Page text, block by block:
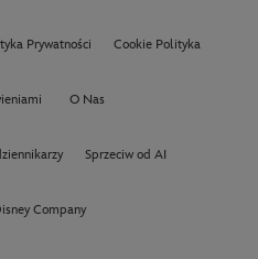
Prywatności Cookie Polityka
O Nas
Sprzeciw od AI
Company